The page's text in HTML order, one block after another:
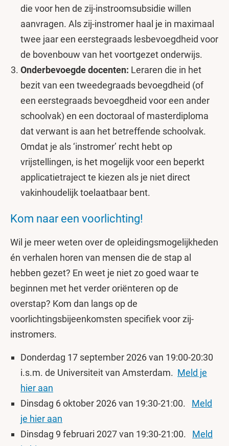
die voor hen de zij-instroomsubsidie willen
aanvragen. Als zij-instromer haal je in maximaal
twee jaar een eerstegraads lesbevoegdheid voor
de bovenbouw van het voortgezet onderwijs.
Onderbevoegde docenten: Leraren die in het
bezit van een tweedegraads bevoegdheid (of
een eerstegraads bevoegdheid voor een ander
schoolvak) en een doctoraal of masterdiploma
dat verwant is aan het betreffende schoolvak.
Omdat je als ‘instromer’ recht hebt op
vrijstellingen, is het mogelijk voor een beperkt
applicatietraject te kiezen als je niet direct
vakinhoudelijk toelaatbaar bent.
Kom naar een voorlichting!
Wil je meer weten over de opleidingsmogelijkheden
én verhalen horen van mensen die de stap al
hebben gezet? En weet je niet zo goed waar te
beginnen met het verder oriënteren op de
overstap? Kom dan langs op de
voorlichtingsbijeenkomsten specifiek voor zij-
instromers.
Donderdag 17 september 2026 van 19:00-20:30
i.s.m. de Universiteit van Amsterdam. Meld je
hier aan
Dinsdag 6 oktober 2026 van 19:30-21:00. Meld
je hier aan
Dinsdag 9 februari 2027 van 19:30-21:00. Meld